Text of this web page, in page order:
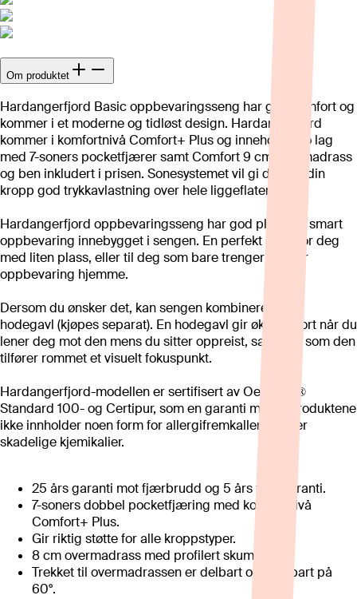
Om produktet
Hardangerfjord Basic oppbevaringsseng har god komfort og
kommer i et moderne og tidløst design. Hardangerfjord
kommer i komfortnivå Comfort+ Plus og inneholder to lag
med 7-soners pocketfjærer samt Comfort 9 cm overmadrass
og ben inkludert i prisen. Sonesystemet vil gi deg og din
kropp god trykkavlastning over hele liggeflaten.
Hardangerfjord oppbevaringsseng har god plass for smart
oppbevaring innebygget i sengen. En perfekt seng for deg
med liten plass, eller til deg som bare trenger litt mer
oppbevaring hjemme.
Dersom du ønsker det, kan sengen kombineres med
hodegavl (kjøpes separat). En hodegavl gir økt komfort når du
lener deg mot den mens du sitter oppreist, samtidig som den
tilfører rommet et visuelt fokuspunkt.
Hardangerfjord-modellen er sertifisert av Oeko-tex®
Standard 100- og Certipur, som en garanti mot at produktene
ikke innholder noen form for allergifremkallende eller
skadelige kjemikalier.
25 års garanti mot fjærbrudd og 5 års totalgaranti.
7-soners dobbel pocketfjæring med komfortnivå
Comfort+ Plus.
Gir riktig støtte for alle kroppstyper.
8 cm overmadrass med profilert skumkjerne.
Trekket til overmadrassen er delbart og vaskbart på
60°.